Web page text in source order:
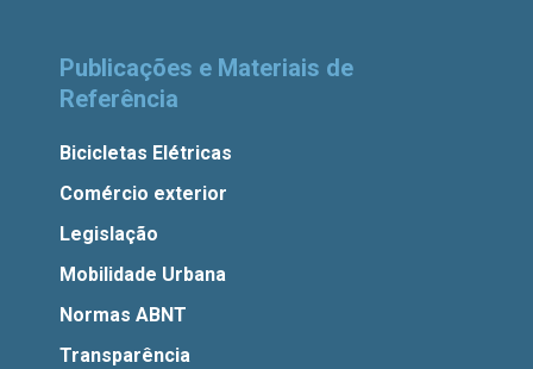
Publicações e Materiais de
Referência
Bicicletas Elétricas
Comércio exterior
Legislação
Mobilidade Urbana
Normas ABNT
Transparência